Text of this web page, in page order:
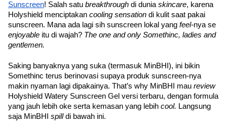
Sunscreen! Salah satu breakthrough di dunia skincare, karena
Holyshield menciptakan cooling sensation di kulit saat pakai
sunscreen. Mana ada lagi sih sunscreen lokal yang feel-
enjoyable itu di wajah? The one and only Somethinc, ladies and
gentlemen.
Saking banyaknya yang suka (termasuk MinBHI), ini bikin
Somethinc terus berinovasi supaya produk sunscreen-nya
makin nyaman lagi dipakainya. That’s why MinBHI mau
review
Holyshield Watery Sunscreen Gel versi terbaru, dengan formula
yang jauh lebih oke serta kemasan yang lebih cool. Langsung
saja MinBHI spill di bawah ini.